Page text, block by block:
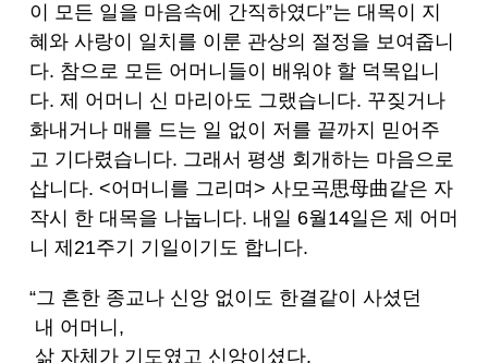
이 모든 일을 마음속에 간직하였다”는 대목이 지
혜와 사랑이 일치를 이룬 관상의 절정을 보여줍니
다. 참으로 모든 어머니들이 배워야 할 덕목입니
다. 제 어머니 신 마리아도 그랬습니다. 꾸짖거나
화내거나 매를 드는 일 없이 저를 끝까지 믿어주
고 기다렸습니다. 그래서 평생 회개하는 마음으로
삽니다. <어머니를 그리며> 사모곡思母曲같은 자
작시 한 대목을 나눕니다. 내일 6월14일은 제 어머
니 제21주기 기일이기도 합니다.
“그 흔한 종교나 신앙 없이도 한결같이 사셨던
내 어머니,
삶 자체가 기도였고 신앙이셨다.